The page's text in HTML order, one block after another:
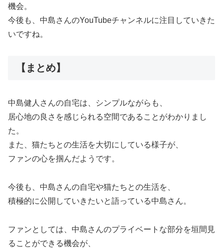
機会。
今後も、中島さんのYouTubeチャンネルに注目していきた
いですね。
【まとめ】
中島健人さんの自宅は、シンプルながらも、
居心地の良さを感じられる空間であることがわかりまし
た。
また、猫たちとの生活を大切にしている様子が、
ファンの心を掴んだようです。
今後も、中島さんの自宅や猫たちとの生活を、
積極的に公開していきたいと語っている中島さん。
ファンとしては、中島さんのプライベートな部分を垣間見
ることができる機会が、